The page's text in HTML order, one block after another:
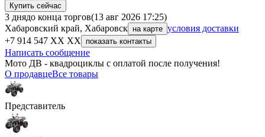
Купить сейчас
3 днядо конца торгов(13 авг 2026 17:25)
Хабаровский край, Хабаровск на карте условия доставки
+7 914 547 XX XX
показать контакты
Написать сообщение
Мото ДВ - квадроциклы с оплатой после получения!
О продавцеВсе товары
Представитель